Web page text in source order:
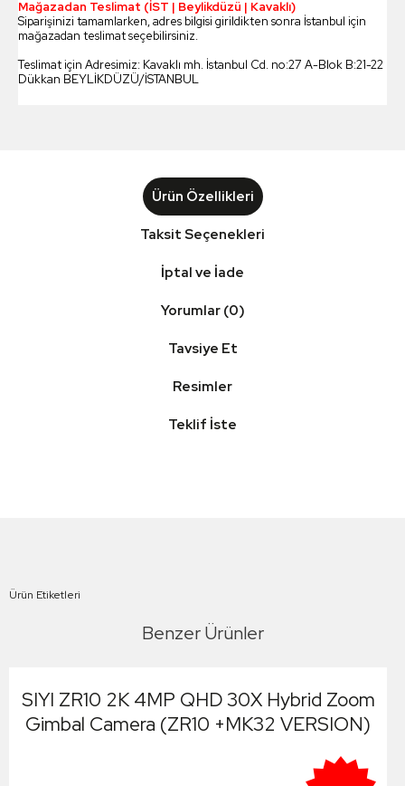
Mağazadan Teslimat (İST | Beylikdüzü | Kavaklı)
Siparişinizi tamamlarken, adres bilgisi girildikten sonra İstanbul için
mağazadan teslimat seçebilirsiniz.
Teslimat için Adresimiz: Kavaklı mh. İstanbul Cd. no:27 A-Blok B:21-22
Dükkan BEYLİKDÜZÜ/İSTANBUL
Ürün Özellikleri
Taksit Seçenekleri
İptal ve İade
Yorumlar (0)
Tavsiye Et
Resimler
Teklif İste
Ürün Etiketleri
Benzer Ürünler
SIYI ZR10 2K 4MP QHD 30X Hybrid Zoom
Gimbal Camera (ZR10 +MK32 VERSION)